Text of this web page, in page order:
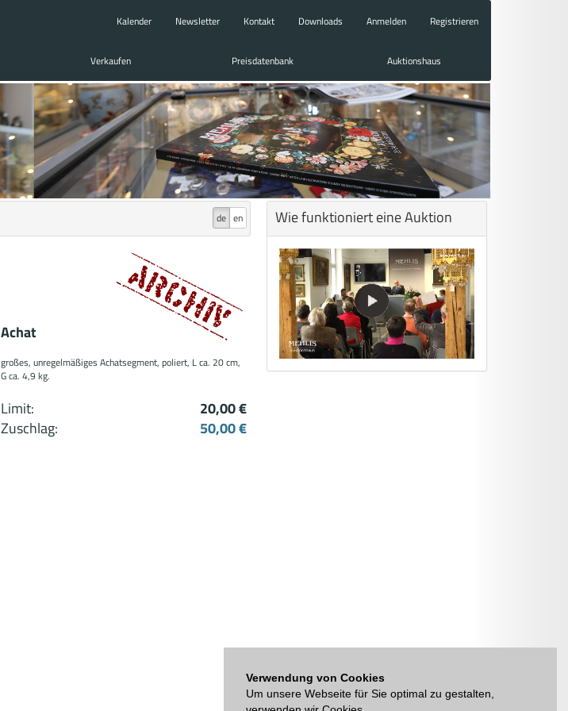
Verwendung von Cookies
Um unsere Webseite für Sie optimal zu gestalten,
Kalender Newsletter Kontakt Downloads Anmelden Registrieren
Verkaufen Preisdatenbank Auktionshaus
de en
Achat
großes, unregelmäßiges Achatsegment, poliert, L ca. 20 cm,
G ca. 4,9 kg.
Limit:
20,00 €
Zuschlag:
50,00 €
Wie funktioniert eine Auktion